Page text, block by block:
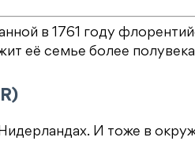
в 1761 году
её семье более
И тоже в